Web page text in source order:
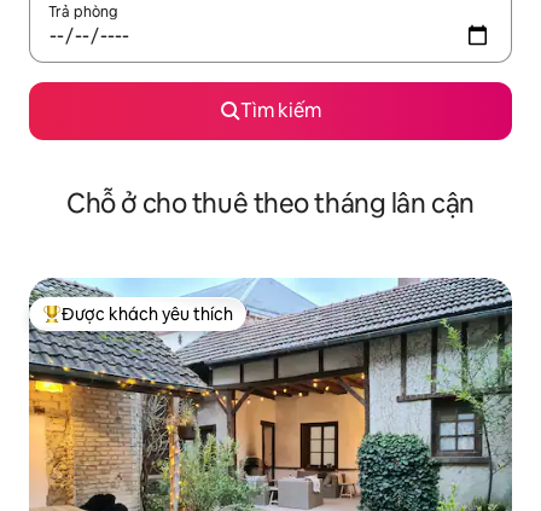
Trả phòng
Tìm kiếm
Chỗ ở cho thuê theo tháng lân cận
Được khách yêu thích nhất
Được khách yêu thích